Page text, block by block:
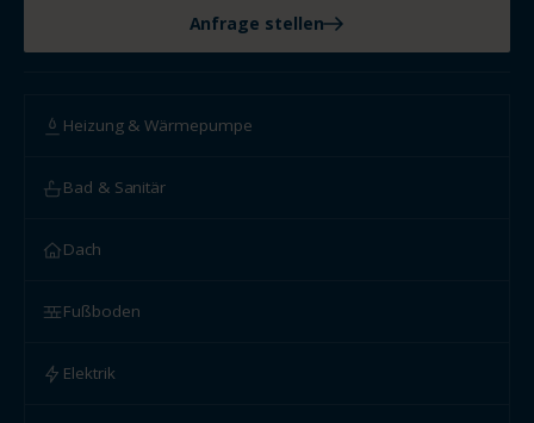
Anfrage stellen
Heizung & Wärmepumpe
Bad & Sanitär
Dach
Fußboden
Elektrik